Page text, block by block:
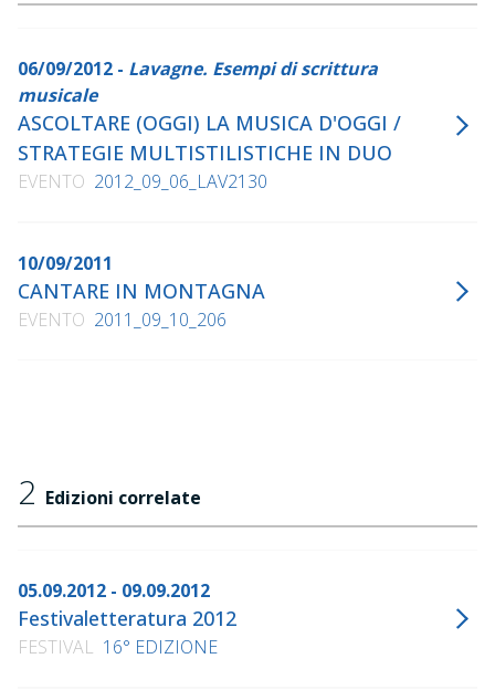
06/09/2012 - Lavagne. Esempi di scrittura
musicale
ASCOLTARE (OGGI) LA MUSICA D'OGGI /
STRATEGIE MULTISTILISTICHE IN DUO
EVENTO 2012_09_06_LAV2130
10/09/2011
CANTARE IN MONTAGNA
EVENTO 2011_09_10_206
2 Edizioni correlate
05.09.2012 - 09.09.2012
Festivaletteratura 2012
FESTIVAL 16° EDIZIONE